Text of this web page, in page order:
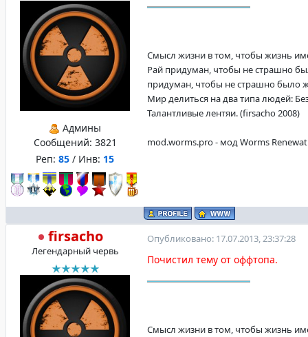
Админы
Сообщений: 3821
Реп: 85 / Инв: 15
Смысл жизни в том, чтобы жизнь
Рай придуман, чтобы не страшно
придуман, чтобы не страшно было
Мир делиться на два типа людей:
Талантливые лентяи. (firsacho 2008)
mod.worms.pro - мод Worms
firsacho
Легендарный червь
Опубликовано: 17.07.2013, 23:37:28
Почистил тему от оффтопа.
Смысл жизни в том, чтобы жизнь